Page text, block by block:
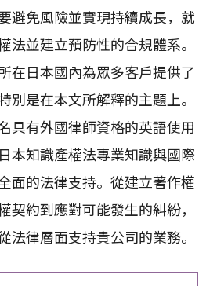
避免風險並實現持續成長，就
法並建立預防性的合規體系。
在日本國內為眾多客戶提供了
別是在本文所解釋的主題上。
具有外國律師資格的英語使用
本知識產權法專業知識與國際
面的法律支持。從建立著作權
契約到應對可能發生的糾紛，
法律層面支持貴公司的業務。